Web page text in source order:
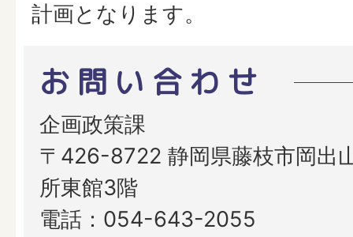
計画となります。
お問い合わせ
企画政策課
〒426-8722 静岡県藤枝市岡出
所東館3階
電話：054-643-2055